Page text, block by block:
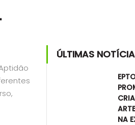
ÚLTIMAS
NA